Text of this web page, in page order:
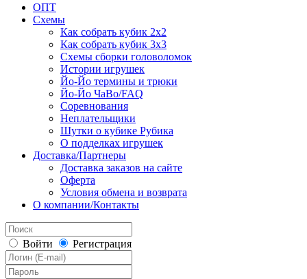
ОПТ
Схемы
Как собрать кубик 2х2
Как собрать кубик 3х3
Схемы сборки головоломок
Истории игрушек
Йо-Йо термины и трюки
Йо-Йо ЧаВо/FAQ
Соревнования
Неплательщики
Шутки о кубике Рубика
О подделках игрушек
Доставка/Партнеры
Доставка заказов на сайте
Оферта
Условия обмена и возврата
О компании/Контакты
Войти Регистрация